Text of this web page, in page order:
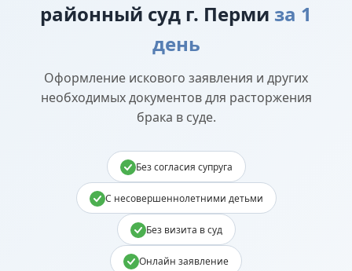
районный суд г. Перми за 1
день
Оформление искового заявления и других
необходимых документов для расторжения
брака в суде.
Без согласия супруга
С несовершеннолетними детьми
Без визита в суд
Онлайн заявление